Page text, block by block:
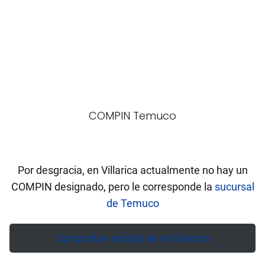
COMPIN Temuco
Por desgracia, en Villarica actualmente no hay un
COMPIN designado, pero le corresponde la sucursal
de Temuco
Comprobar estado de mi licencia